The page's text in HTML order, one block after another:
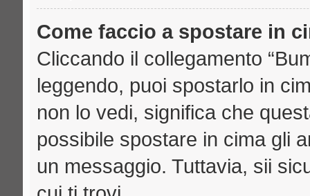
Come faccio a spostare in
Cliccando il collegamento
leggendo, puoi spostarlo in
non lo vedi, significa che
possibile spostare in cima gli
un messaggio. Tuttavia, sii